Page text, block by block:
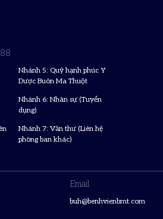
Nhánh 5: Quỹ hạnh phúc Y
Dược Buôn Ma Thuột
Nhánh 6: Nhân sự (Tuyển
dụng)
Nhánh 7: Văn thư (Liên hệ
phòng ban khác)
Email
buh@benhvienbmt.com